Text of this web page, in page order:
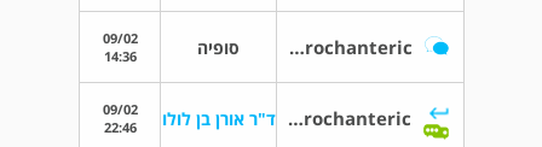
Tendinitis Trochanteric סופיה
09/02
14:36
Tendinitis Trochanteric ד"ר אורן בן לולו
09/02
22:46